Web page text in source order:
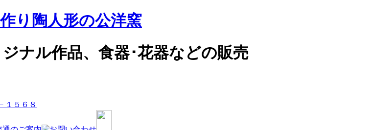
り陶人形の公洋窯
ナル作品、食器･花器などの販売